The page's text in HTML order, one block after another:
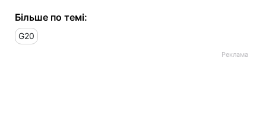
Більше по темі:
G20